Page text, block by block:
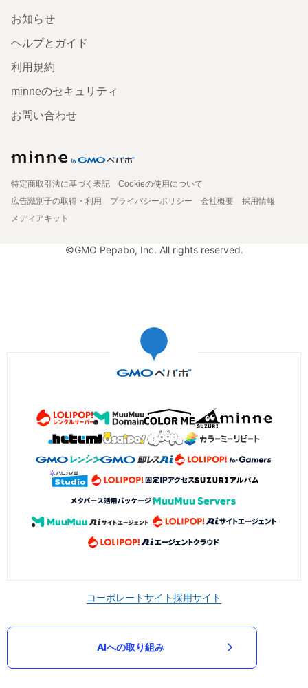
お知らせ
ヘルプとガイド
利用規約
minneのセキュリティ
お問い合わせ
特定商取引法に基づく表記
Cookieの使用について
広告識別子の取得・利用
プライバシーポリシー 会社概要
採用情報
メディアキット
©GMO Pepabo, Inc. All rights reserved.
コーポレートサイト採用サイト
AIへの取り組み